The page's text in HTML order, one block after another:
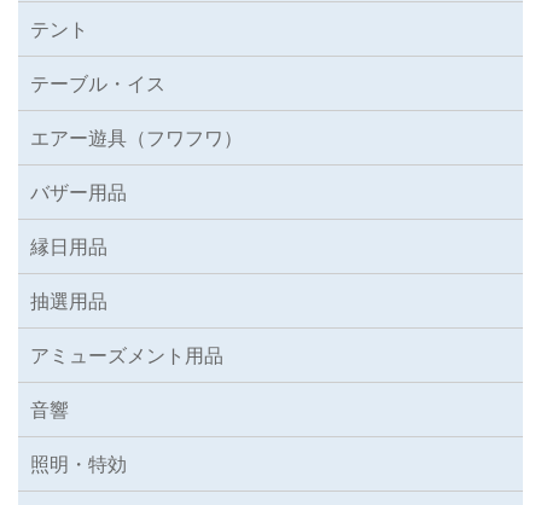
テント
テーブル・イス
エアー遊具（フワフワ）
バザー用品
縁日用品
抽選用品
アミューズメント用品
音響
照明・特効